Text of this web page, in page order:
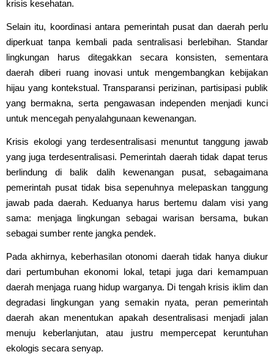
krisis kesehatan.
Selain itu, koordinasi antara pemerintah pusat dan daerah perlu
diperkuat tanpa kembali pada sentralisasi berlebihan. Standar
lingkungan harus ditegakkan secara konsisten, sementara
daerah diberi ruang inovasi untuk mengembangkan kebijakan
hijau yang kontekstual. Transparansi perizinan, partisipasi publik
yang bermakna, serta pengawasan independen menjadi kunci
untuk mencegah penyalahgunaan kewenangan.
Krisis ekologi yang terdesentralisasi menuntut tanggung jawab
yang juga terdesentralisasi. Pemerintah daerah tidak dapat terus
berlindung di balik dalih kewenangan pusat, sebagaimana
pemerintah pusat tidak bisa sepenuhnya melepaskan tanggung
jawab pada daerah. Keduanya harus bertemu dalam visi yang
sama: menjaga lingkungan sebagai warisan bersama, bukan
sebagai sumber rente jangka pendek.
Pada akhirnya, keberhasilan otonomi daerah tidak hanya diukur
dari pertumbuhan ekonomi lokal, tetapi juga dari kemampuan
daerah menjaga ruang hidup warganya. Di tengah krisis iklim dan
degradasi lingkungan yang semakin nyata, peran pemerintah
daerah akan menentukan apakah desentralisasi menjadi jalan
menuju keberlanjutan, atau justru mempercepat keruntuhan
ekologis secara senyap.